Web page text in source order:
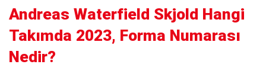
Andreas Waterfield Skjold Hangi
Takımda 2023, Forma Numarası
Nedir?